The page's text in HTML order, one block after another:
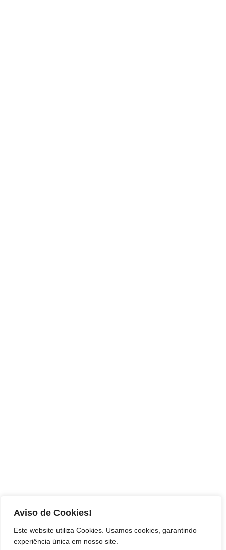
Aviso de Cookies!
Este website utiliza Cookies. Usamos cookies, garantindo
experiência única em nosso site.